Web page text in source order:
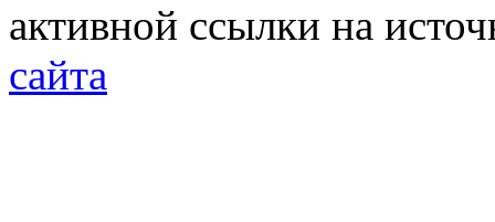
активной ссылки на
сайта